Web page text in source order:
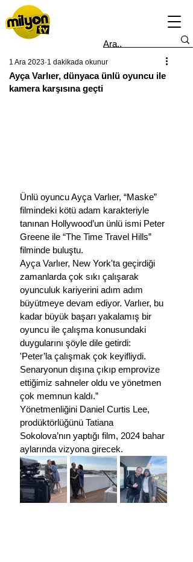
Ayça Varlıer, dünyaca ünlü oyuncu ile
kamera karşısına geçti
1 Ara 2023 1 dakikada okunur
Ünlü oyuncu Ayça Varlıer, “Maske”
filmindeki kötü adam karakteriyle
tanınan Hollywood’un ünlü ismi Peter
Greene ile “The Time Travel Hills”
filminde buluştu.
Ayça Varlıer, New York'ta geçirdiği
zamanlarda çok sıkı çalışarak
oyunculuk kariyerini adım adım
büyütmeye devam ediyor. Varlıer, bu
kadar büyük başarı yakalamış bir
oyuncu ile çalışma konusundaki
duygularını şöyle dile getirdi:
'Peter’la çalışmak çok keyifliydi.
Senaryonun dışına çıkıp emprovize
ettiğimiz sahneler oldu ve yönetmen
çok memnun kaldı.”
Yönetmenliğini Daniel Curtis Lee,
prodüktörlüğünü Tatiana
Sokolova’nın yaptığı film, 2024 bahar
aylarında vizyona girecek.